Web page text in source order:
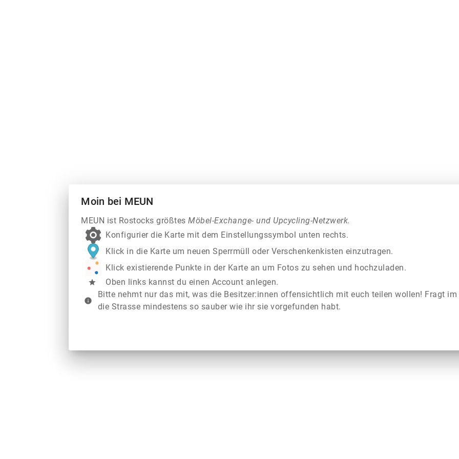
Moin bei MEUN
MEUN ist Rostocks größtesMöbel-Exchange- und Upcycling-Netzwerk.
Konfigurier die Karte mit dem Einstellungssymbol unten rechts.
Klick in die Karte um neuen Sperrmüll oder Verschenkenkisten einzutragen.
Klick existierende Punkte in der Karte an um Fotos zu sehen und hochzuladen.
star Oben links kannst du einen Account anlegen.
info
Bitte nehmt nur das mit, was die Besitzer:innen offensichtlich mit euch teilen wollen! Fragt
die Strasse mindestens so sauber wie ihr sie vorgefunden habt.